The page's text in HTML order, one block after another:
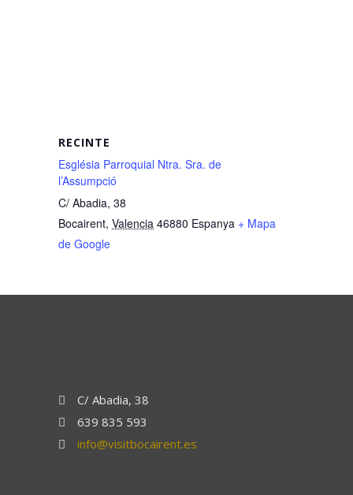
RECINTE
Església Parroquial Ntra. Sra. de
l’Assumpció
C/ Abadia, 38
Bocairent, Valencia 46880 Espanya + Mapa
de Google
C/ Abadia, 38
639 835 593
info@visitbocairent.es